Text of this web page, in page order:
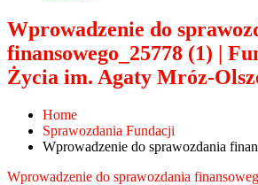
Wprowadzenie do
finansowego_25778 (1) |
Życia im. Agaty Mróz-
Home
Sprawozdania Fundacji
Wprowadzenie do sprawozdania
Wprowadzenie do sprawozdania